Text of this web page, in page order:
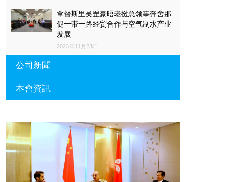
拿督斯里吴罡豪晤老挝总领事奔舍那
促一带一路经贸合作与空气制水产业
发展
2023年11月23日
公司新聞
一带一路经贸合作与空气制水产业发
2023年11月23日
埃及总领事会晤拿督斯里吴罡豪 促一
带一路经贸合作与空气制水产业发展
2023年11月23日
本會資訊
長瑚蒞臨 天泉鼎豐深圳總部及國際標
量波量子研究院
2021年12月10日
標量波光量子導入系統聯合國總部拿
督斯裏吳達鎔教授首發